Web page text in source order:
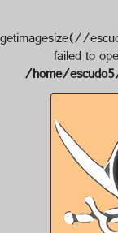
getimagesize(//
failed to
/home/